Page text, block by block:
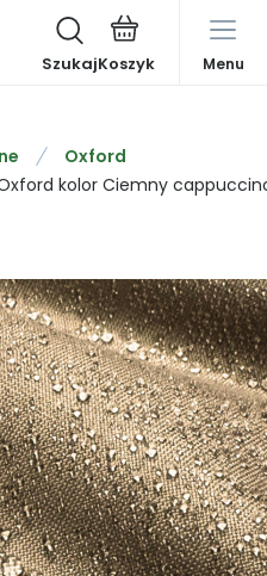
Szukaj Menu
Oxford
kolor Ciemny